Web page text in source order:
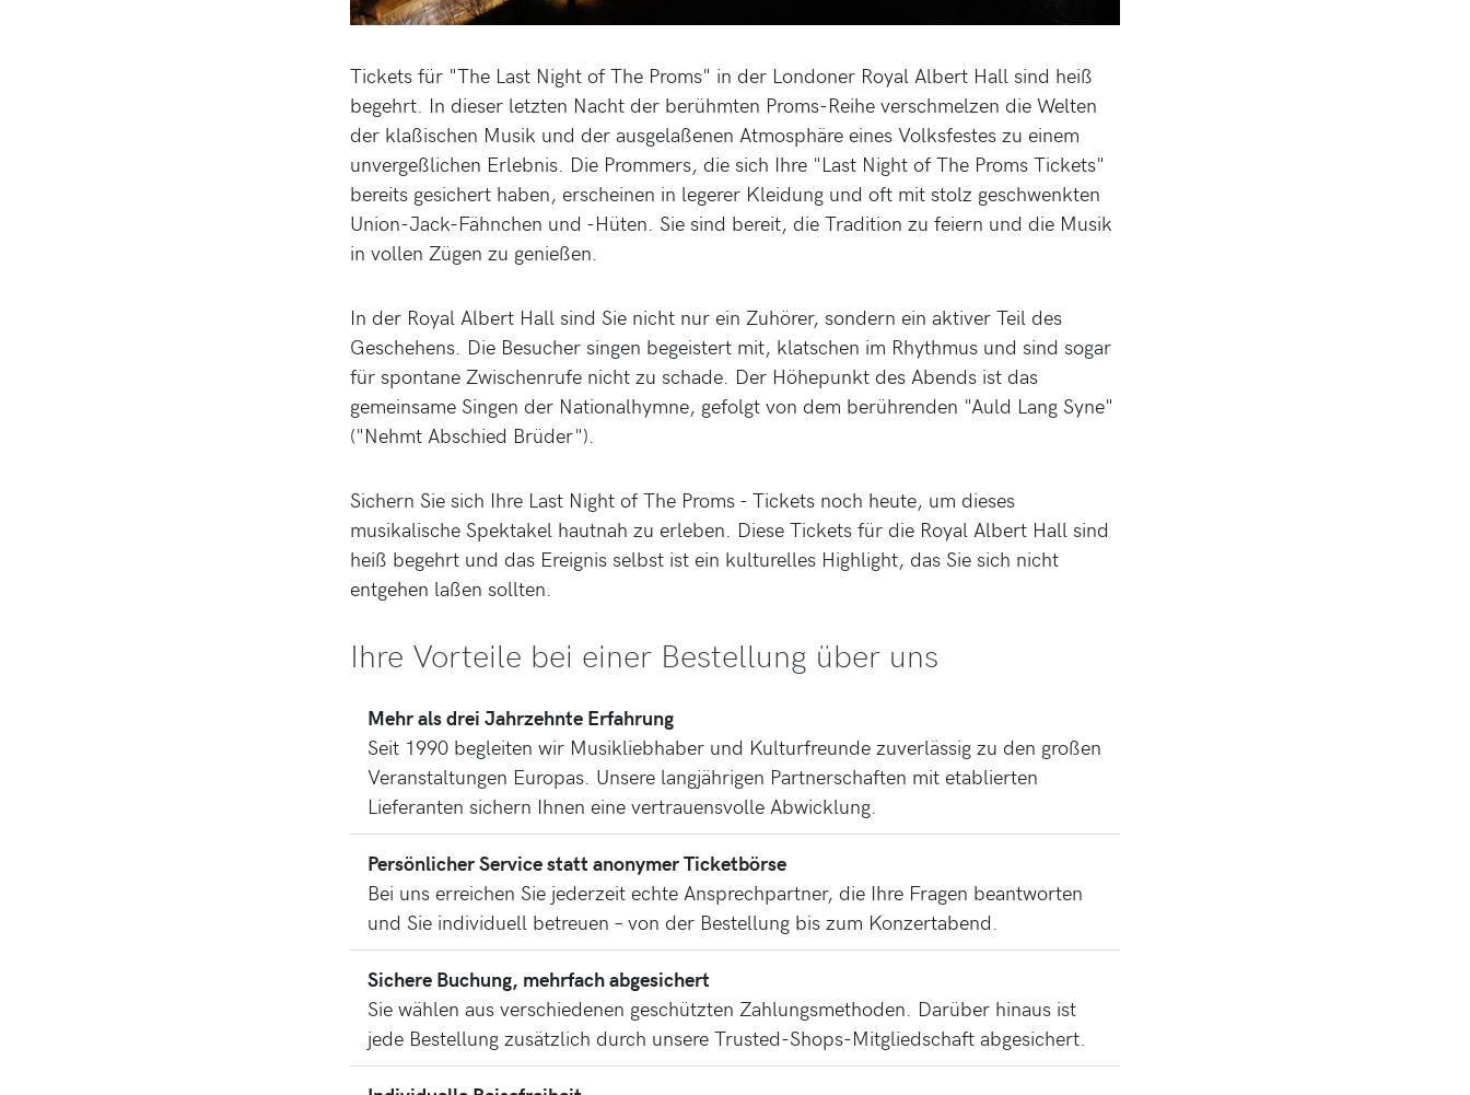
Tickets für "The Last Night of The Proms" in der Londoner Royal Albert Hall sind heiß
begehrt. In dieser letzten Nacht der berühmten Proms-Reihe verschmelzen die Welten
der klaßischen Musik und der ausgelaßenen Atmosphäre eines Volksfestes zu einem
unvergeßlichen Erlebnis. Die Prommers, die sich Ihre "Last Night of The Proms Tickets"
bereits gesichert haben, erscheinen in legerer Kleidung und oft mit stolz geschwenkten
Union-Jack-Fähnchen und -Hüten. Sie sind bereit, die Tradition zu feiern und die Musik
in vollen Zügen zu genießen.
In der Royal Albert Hall sind Sie nicht nur ein Zuhörer, sondern ein aktiver Teil des
Geschehens. Die Besucher singen begeistert mit, klatschen im Rhythmus und sind sogar
für spontane Zwischenrufe nicht zu schade. Der Höhepunkt des Abends ist das
gemeinsame Singen der Nationalhymne, gefolgt von dem berührenden "Auld Lang Syne"
("Nehmt Abschied Brüder").
Sichern Sie sich Ihre Last Night of The Proms - Tickets noch heute, um dieses
musikalische Spektakel hautnah zu erleben. Diese Tickets für die Royal Albert Hall sind
heiß begehrt und das Ereignis selbst ist ein kulturelles Highlight, das Sie sich nicht
entgehen laßen sollten.
Ihre Vorteile bei einer Bestellung über uns
Mehr als drei Jahrzehnte Erfahrung
Seit 1990 begleiten wir Musikliebhaber und Kulturfreunde zuverlässig zu den großen
Veranstaltungen Europas. Unsere langjährigen Partnerschaften mit etablierten
Lieferanten sichern Ihnen eine vertrauensvolle Abwicklung.
Persönlicher Service statt anonymer Ticketbörse
Bei uns erreichen Sie jederzeit echte Ansprechpartner, die Ihre Fragen beantworten
und Sie individuell betreuen – von der Bestellung bis zum Konzertabend.
Sichere Buchung, mehrfach abgesichert
Sie wählen aus verschiedenen geschützten Zahlungsmethoden. Darüber hinaus ist
jede Bestellung zusätzlich durch unsere Trusted-Shops-Mitgliedschaft abgesichert.